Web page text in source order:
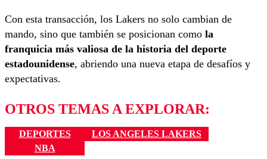
Con esta transacción, los Lakers no solo cambian de
mando, sino que también se posicionan como la
franquicia más valiosa de la historia del deporte
estadounidense, abriendo una nueva etapa de desafíos y
expectativas.
OTROS TEMAS A EXPLORAR:
DEPORTES
LOS ANGELES LAKERS
NBA